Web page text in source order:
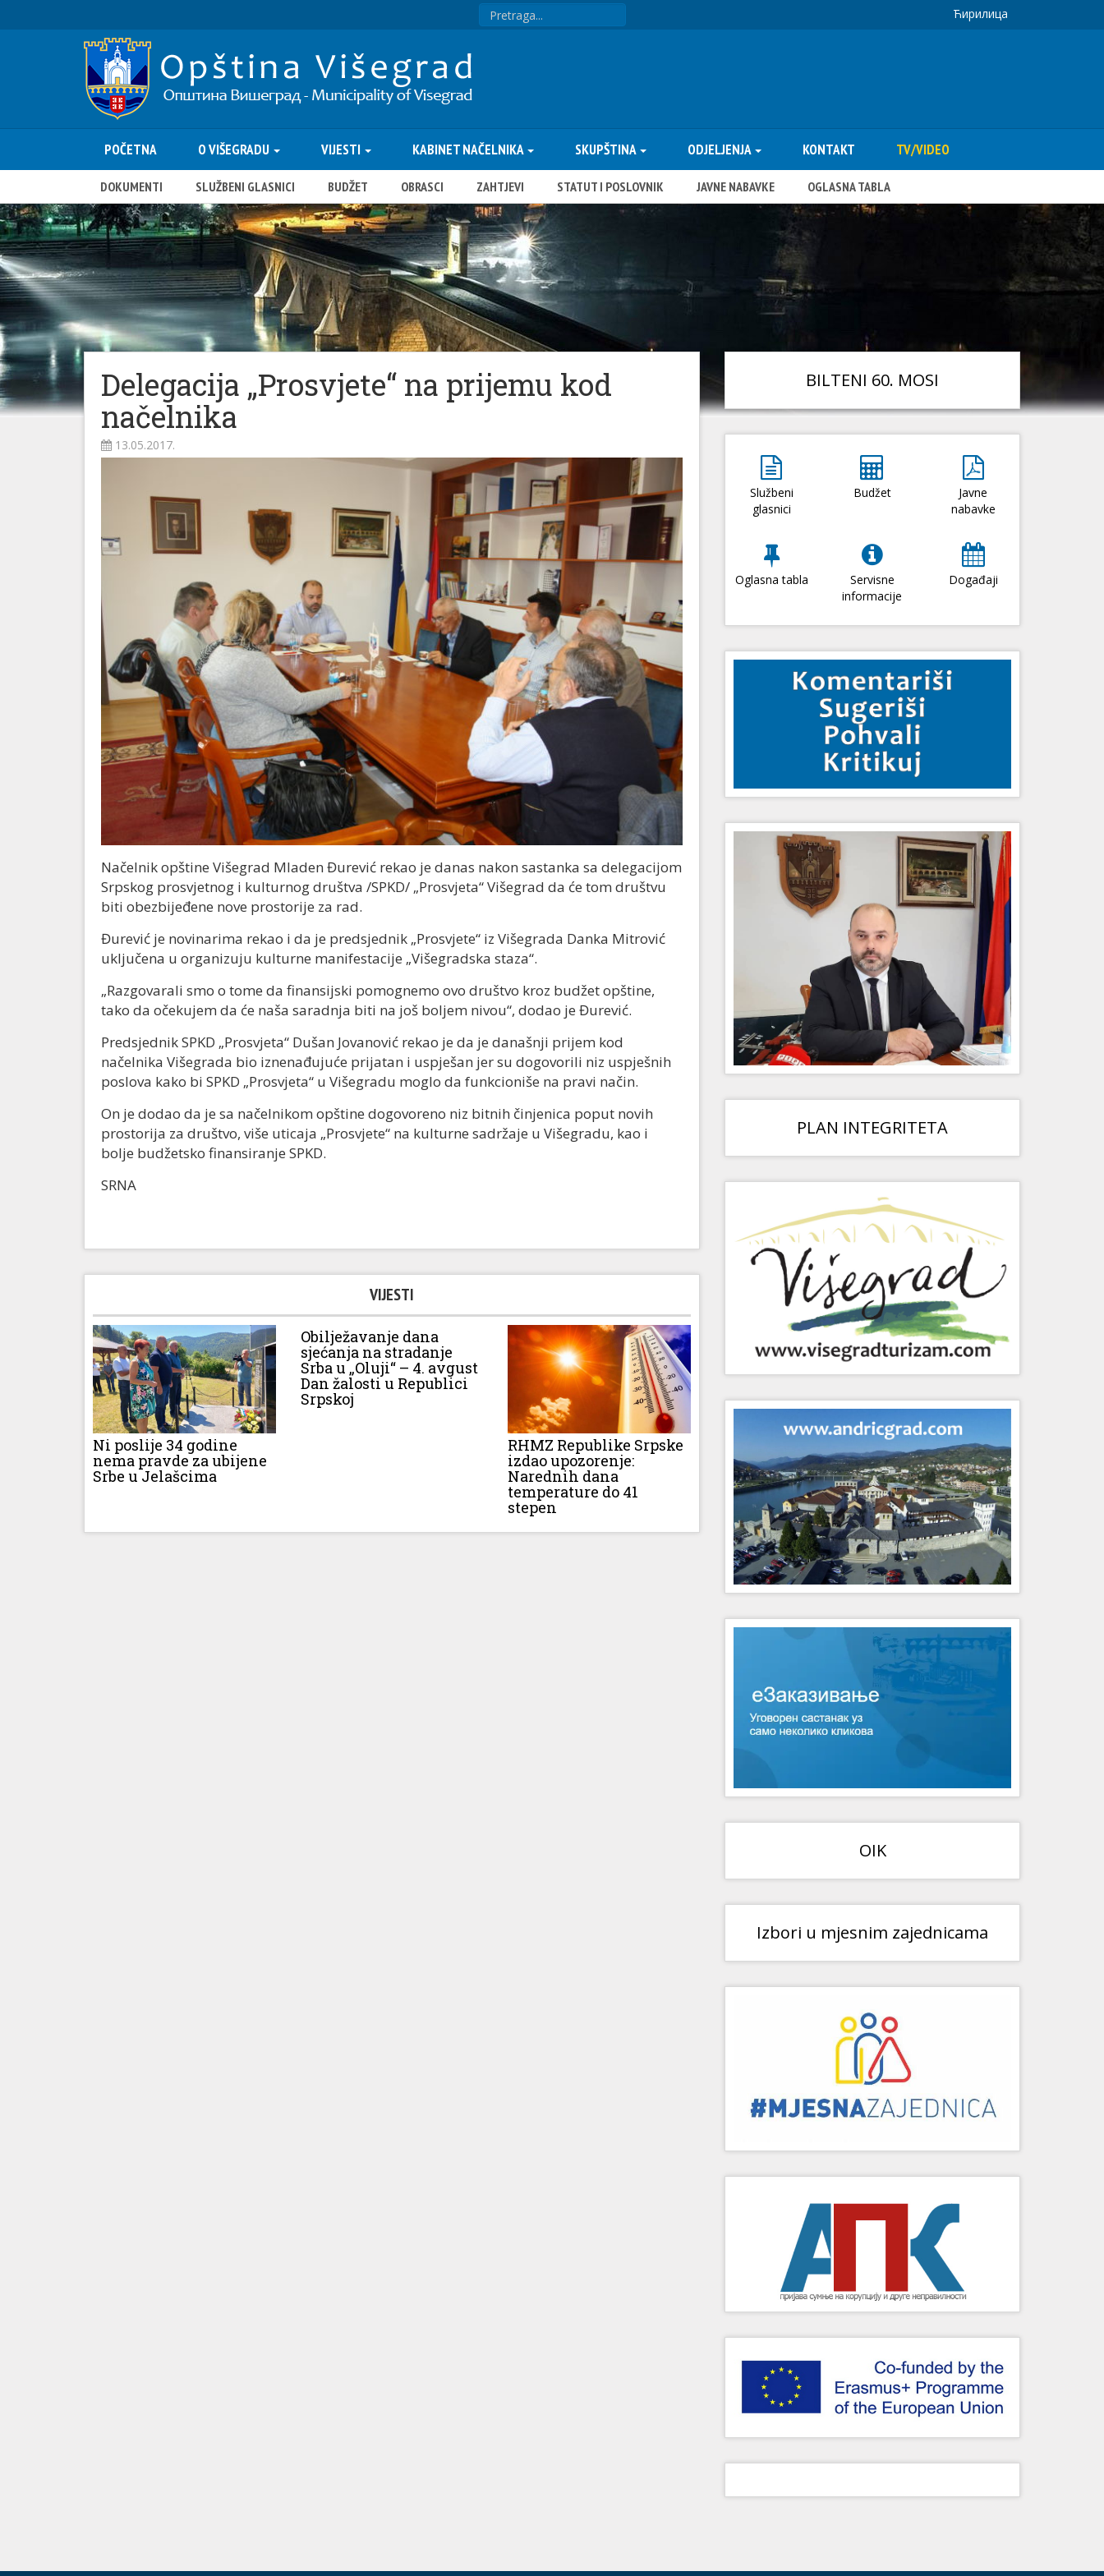
Ћирилица
POČETNA O VIŠEGRADU VIJESTI KABINET NAČELNIKA SKUPŠTINA ODJELJENJA KONTAKT TV/VIDEO
DOKUMENTI SLUŽBENI GLASNICI BUDŽET OBRASCI ZAHTJEVI STATUT I POSLOVNIK JAVNE NABAVKE OGLASNA TABLA
Delegacija „Prosvjete“ na prijemu kod
načelnika
13.05.2017.
Načelnik opštine Višegrad Mladen Đurević rekao je danas nakon sastanka sa delegacijom
Srpskog prosvjetnog i kulturnog društva /SPKD/ „Prosvjeta“ Višegrad da će tom društvu
biti obezbijeđene nove prostorije za rad.
Đurević je novinarima rekao i da je predsjednik „Prosvjete“ iz Višegrada Danka Mitrović
uključena u organizuju kulturne manifestacije „Višegradska staza“.
„Razgovarali smo o tome da finansijski pomognemo ovo društvo kroz budžet opštine,
tako da očekujem da će naša saradnja biti na još boljem nivou“, dodao je Đurević.
Predsjednik SPKD „Prosvjeta“ Dušan Jovanović rekao je da je današnji prijem kod
načelnika Višegrada bio iznenađujuće prijatan i uspješan jer su dogovorili niz uspješnih
poslova kako bi SPKD „Prosvjeta“ u Višegradu moglo da funkcioniše na pravi način.
On je dodao da je sa načelnikom opštine dogovoreno niz bitnih činjenica poput novih
prostorija za društvo, više uticaja „Prosvjete“ na kulturne sadržaje u Višegradu, kao i
bolje budžetsko finansiranje SPKD.
SRNA
VIJESTI
Ni poslije 34 godine
nema pravde za ubijene
Srbe u Jelašcima
Obilježavanje dana
sjećanja na stradanje
Srba u „Oluji“ – 4. avgust
Dan žalosti u Republici
Srpskoj
RHMZ Republike Srpske
izdao upozorenje:
Narednih dana
temperature do 41
stepen
BILTENI 60. MOSI
Službeni
glasnici
Budžet
Javne
nabavke
Oglasna tabla
Servisne
informacije
Događaji
PLAN INTEGRITETA
OIK
Izbori u mjesnim zajednicama